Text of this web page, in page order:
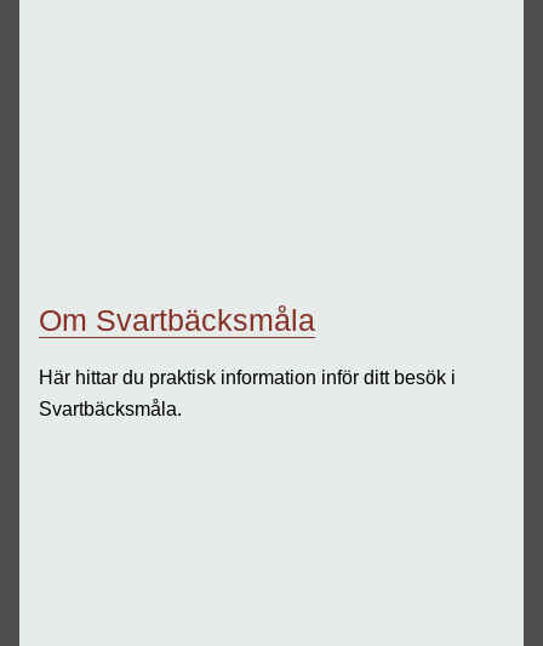
Om Svartbäcksmåla
Här hittar du praktisk information inför ditt besök i
Svartbäcksmåla.